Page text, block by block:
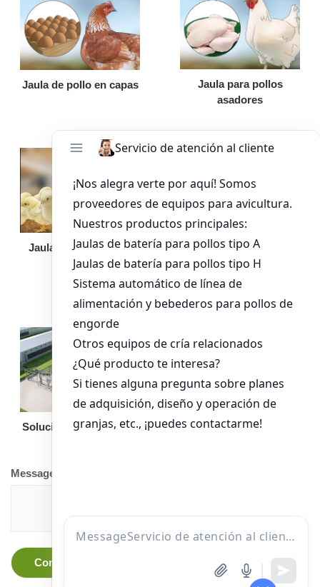
Jaula de pollo en capas
Jaula para pollos
asadores
Jaula de pollo pollita
Bandeja de
alimentación para
pollos de engorde
Solución llave en mano Otro equipo
Message